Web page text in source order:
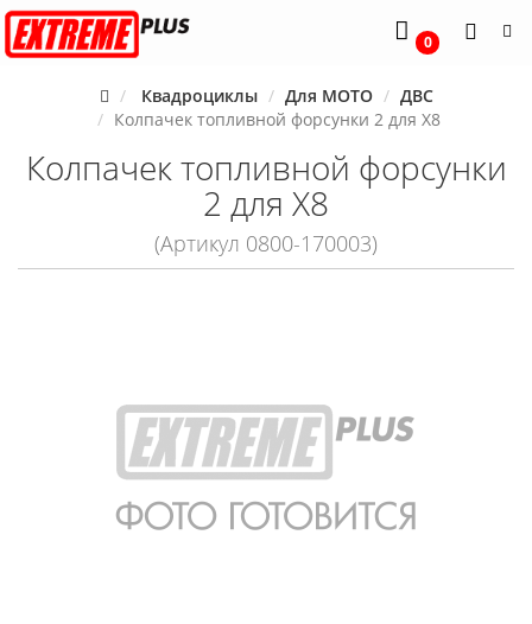
0
Квадроциклы Для MOTO
ДВС
Колпачек топливной форсунки 2 для X8
Колпачек топливной форсунки
2 для X8
(Артикул 0800-170003)